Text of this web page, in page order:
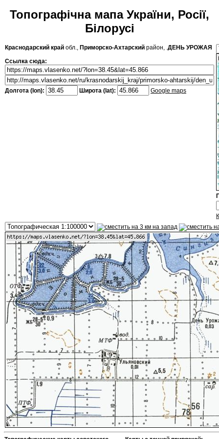
Топографічна мапа України, Росії,
Білорусі
Краснодарский край обл., Приморско-Ахтарский район, .ДЕНЬ УРОЖАЯ
Ссылка сюда:
Долгота (lon): Широта (lat): Google maps